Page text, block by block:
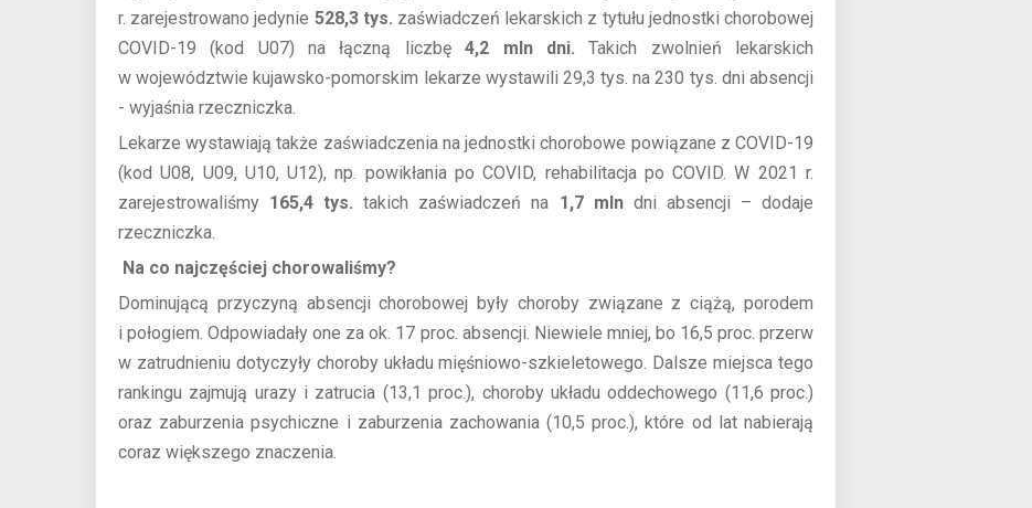
r. zarejestrowano jedynie 528,3 tys. zaświadczeń lekarskich z tytułu jednostki chorobowej
COVID-19 (kod U07) na łączną liczbę4,2 mln dni. Takich zwolnień lekarskich
w województwie kujawsko-pomorskim lekarze wystawili 29,3 tys. na 230 tys. dni absencji
- wyjaśnia rzeczniczka.
Lekarze wystawiają także zaświadczenia na jednostki chorobowe powiązane z COVID-19
(kod U08, U09, U10, U12), np. powikłania po COVID, rehabilitacja po COVID. W 2021 r.
zarejestrowaliśmy 165,4 tys. takich zaświadczeń na 1,7 mlndni absencji – dodaje
rzeczniczka.
Na co najczęściej chorowaliśmy?
Dominującą przyczyną absencji chorobowej były choroby związane z ciążą, porodem
i połogiem. Odpowiadały one za ok. 17 proc. absencji. Niewiele mniej, bo 16,5 proc. przerw
w zatrudnieniu dotyczyły choroby układu mięśniowo-szkieletowego. Dalsze miejsca tego
rankingu zajmują urazy i zatrucia (13,1 proc.), choroby układu oddechowego (11,6 proc.)
oraz zaburzenia psychiczne i zaburzenia zachowania (10,5 proc.), które od lat nabierają
coraz większego znaczenia.